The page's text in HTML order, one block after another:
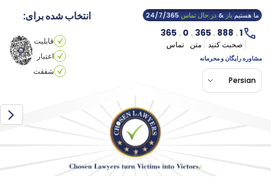
انتخاب شده برای:
قابلیت
اعتبار
شفقت
ما هستیمباز&در حال تماس24/7/365
1
.
.
.
.
صحبت کنید متن
تماس
مشاوره رایگان و محرمانه
Persian